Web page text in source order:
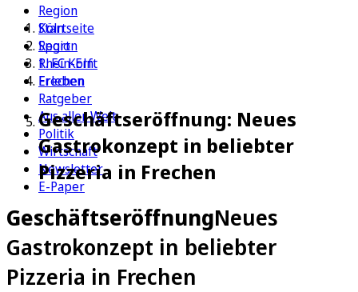
Region
Köln
Sport
1. FC Köln
Erleben
Ratgeber
Aus aller Welt
Politik
Wirtschaft
Newsletter
E-Paper
Startseite
Region
Rhein-Erft
Frechen
Geschäftseröffnung: Neues
Gastrokonzept in beliebter
Pizzeria in Frechen
GeschäftseröffnungNeues
Gastrokonzept in beliebter
Pizzeria in Frechen